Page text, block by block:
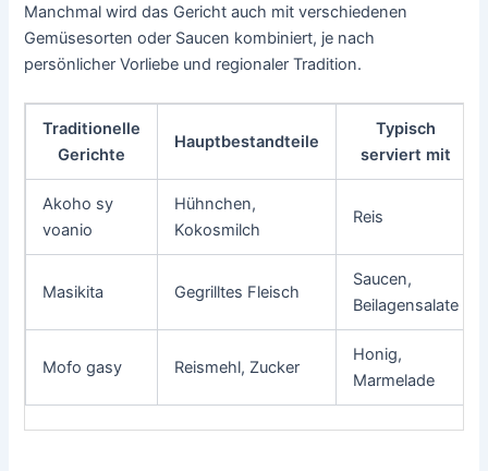
Manchmal wird das Gericht auch mit verschiedenen
Gemüsesorten oder Saucen kombiniert, je nach
persönlicher Vorliebe und regionaler Tradition.
Traditionelle
Gerichte
Hauptbestandteile
Typisch
serviert mit
Akoho sy
voanio
Hühnchen,
Kokosmilch
Reis
Masikita Gegrilltes Fleisch
Saucen,
Beilagensalate
Mofo gasy Reismehl, Zucker
Honig,
Marmelade